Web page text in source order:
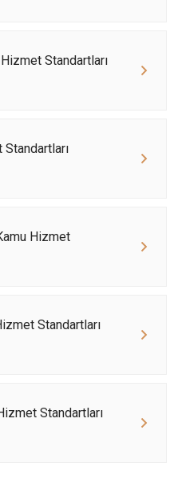
Standartları
Hizmet
Standartları
Standartları